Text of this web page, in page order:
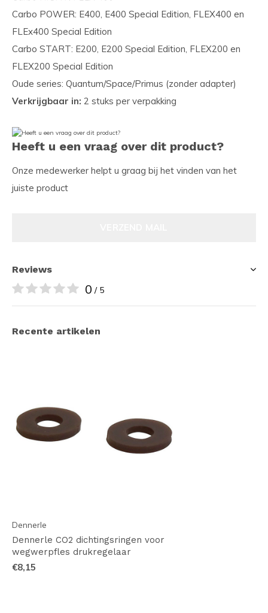
Carbo POWER: E400, E400 Special Edition, FLEX400 en
FLEx400 Special Edition
Carbo START: E200, E200 Special Edition, FLEX200 en
FLEX200 Special Edition
Oude series: Quantum/Space/Primus (zonder adapter)
Verkrijgbaar in: 2 stuks per verpakking
Heeft u een vraag over dit product?
Onze medewerker helpt u graag bij het vinden van het
juiste product
Reviews
0 / 5
Recente artikelen
Dennerle
Dennerle CO2 dichtingsringen voor
wegwerpfles drukregelaar
€8,15